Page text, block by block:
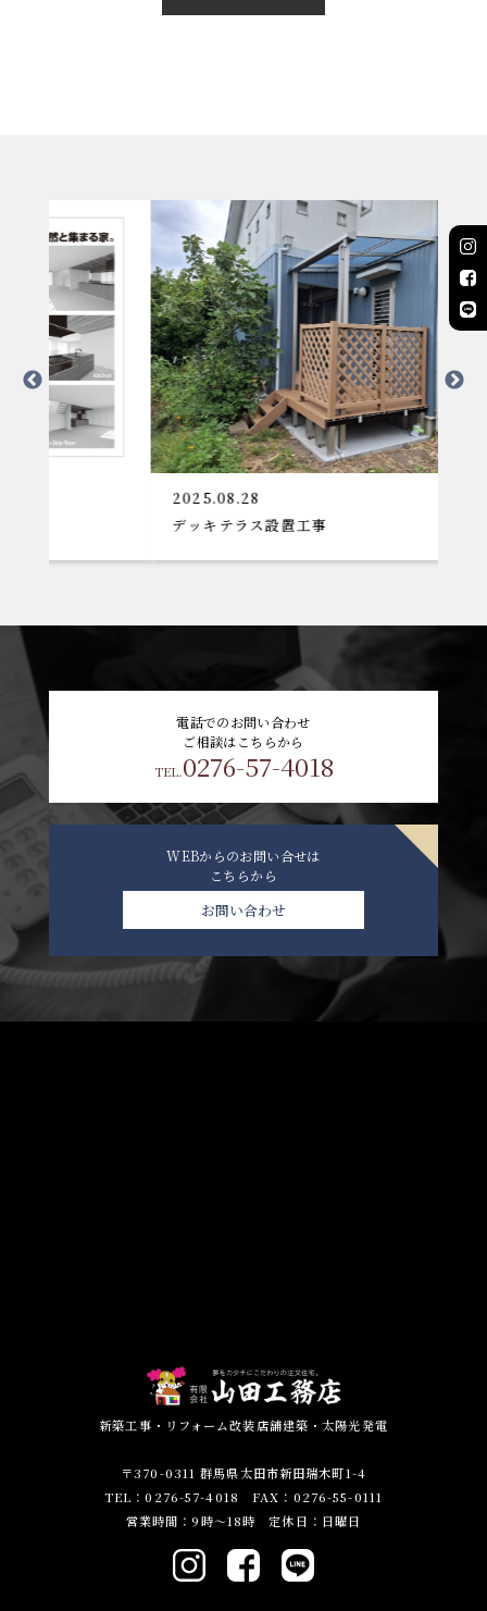
2025.08.28
デッキテラス設置工事
電話でのお問い合わせ
ご相談はこちらから
TEL.0276-57-4018
WEBからのお問い合せは
こちらから
お問い合わせ
新築工事・リフォーム改装店舗建築・太陽光発電
〒370-0311 群馬県太田市新田瑞木町1-4
TEL：0276-57-4018 FAX：0276-55-0111
営業時間：9時～18時 定休日：日曜日